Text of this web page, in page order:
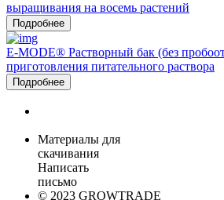
выращивания на восемь растений
Подробнее
E-MODE® Растворный бак (без
приготовления питательного раствора
Подробнее
Материалы для
скачивания
Написать
письмо
© 2023 GROWTRADE